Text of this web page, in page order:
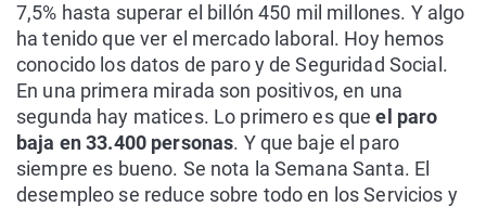
7,5% hasta superar el billón 450 mil millones. Y algo
ha tenido que ver el mercado laboral. Hoy hemos
conocido los datos de paro y de Seguridad Social.
En una primera mirada son positivos, en una
segunda hay matices. Lo primero es queel paro
baja en 33.400 personas. Y que baje el paro
siempre es bueno. Se nota la Semana Santa. El
desempleo se reduce sobre todo en los Servicios y